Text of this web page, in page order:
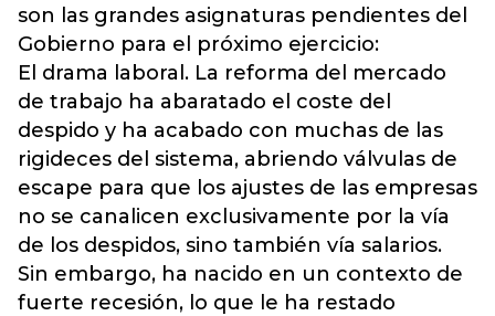
son las grandes asignaturas pendientes del
Gobierno para el próximo ejercicio:
El drama laboral. La reforma del mercado
de trabajo ha abaratado el coste del
despido y ha acabado con muchas de las
rigideces del sistema, abriendo válvulas de
escape para que los ajustes de las empresas
no se canalicen exclusivamente por la vía
de los despidos, sino también vía salarios.
Sin embargo, ha nacido en un contexto de
fuerte recesión, lo que le ha restado